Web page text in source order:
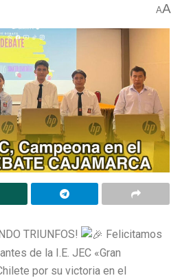
AA
TRIUNFOS!
Felicitamos
de la I.E. JEC «Gran
por su victoria en el